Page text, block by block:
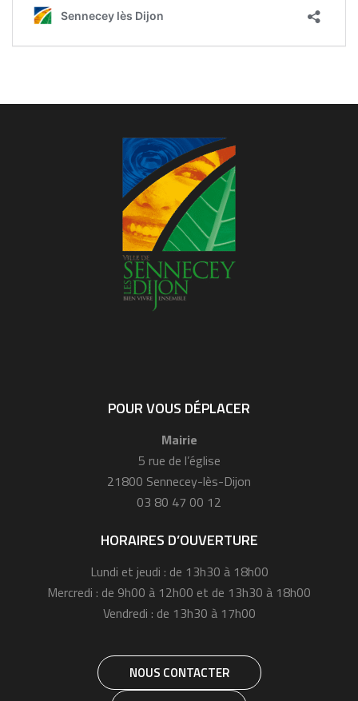
POUR VOUS DÉPLACER
Mairie
5 rue de l’église
21800 Sennecey-lès-Dijon
03 80 47 00 12
HORAIRES D’OUVERTURE
Lundi et jeudi : de 13h30 à 18h00
Mercredi : de 9h00 à 12h00 et de 13h30 à 18h00
Vendredi : de 13h30 à 17h00
NOUS CONTACTER